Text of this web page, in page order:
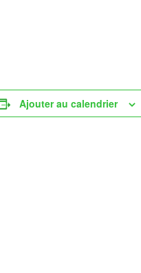
Ajouter au calendrier